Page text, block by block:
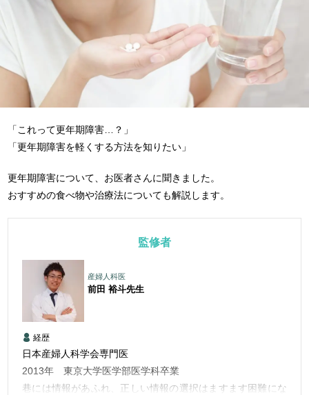
「これって更年期障害…？」
「更年期障害を軽くする方法を知りたい」
更年期障害について、お医者さんに聞きました。
おすすめの食べ物や治療法についても解説します。
監修者
産婦人科医
前田 裕斗先生
経歴
日本産婦人科学会専門医
2013年 東京大学医学部医学科卒業
巷には情報があふれ、正しい情報の選択はますます困難にな